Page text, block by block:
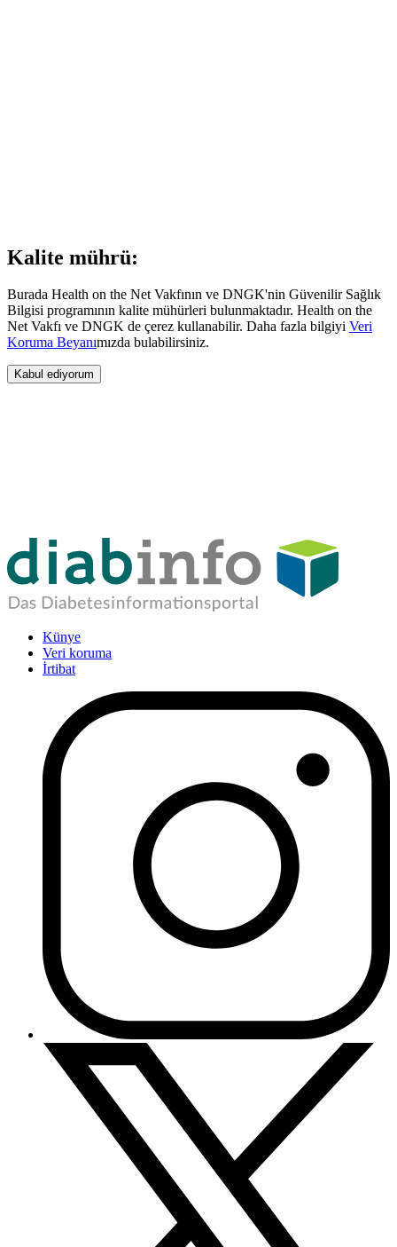
Kalite mührü:
Burada Health on the Net Vakfının ve DNGK'nin Güvenilir Sağlık
Bilgisi programının kalite mühürleri bulunmaktadır. Health on the
Net Vakfı ve DNGK de çerez kullanabilir. Daha fazla bilgiyi Veri
Koruma Beyanımızda bulabilirsiniz.
Kabul ediyorum
Künye
Veri koruma
İrtibat